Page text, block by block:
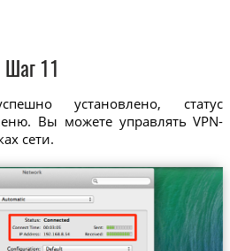
Шаг 11
установлено, статус
Вы можете управлять VPN-
сети.